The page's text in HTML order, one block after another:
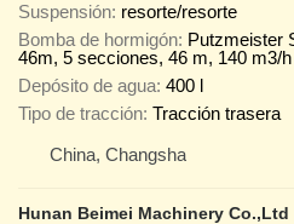
Suspensión resorte/resorte
Bomba de hormigón Putzmeister
46m, 5 secciones, 46 m, 140 m3/h
Depósito de agua 400 l
Tipo de tracción Tracción trasera
China, Changsha
Hunan Beimei Machinery Co.,Ltd